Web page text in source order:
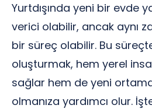
Yurtdışında yeni bir evde
verici olabilir, ancak aynı
bir süreç olabilir. Bu süreçte
oluşturmak, hem yerel
sağlar hem de yeni
olmanıza yardımcı olur.